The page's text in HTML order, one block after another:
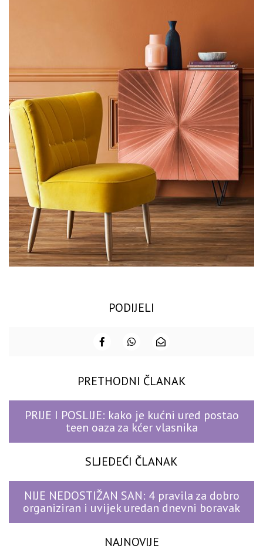
PODIJELI
PRETHODNI ČLANAK
PRIJE I POSLIJE: kako je kućni ured postao
teen oaza za kćer vlasnika
SLJEDEĆI ČLANAK
NIJE NEDOSTIŽAN SAN: 4 pravila za dobro
organiziran i uvijek uredan dnevni boravak
NAJNOVIJE